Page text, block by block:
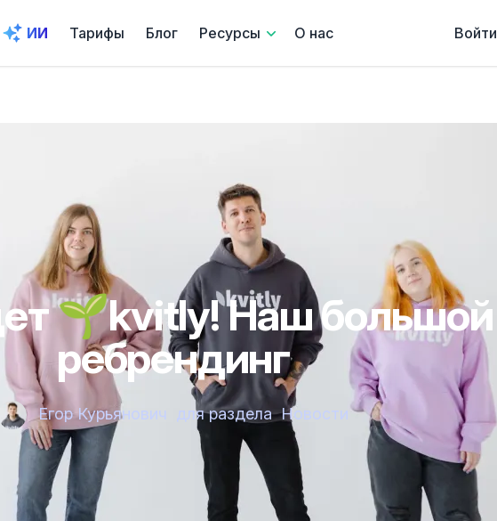
ИИ Тарифы Блог Ресурсы О нас Войти
🌱kvitly! Наш большой
ребрендинг
Егор Курьянович для раздела Новости